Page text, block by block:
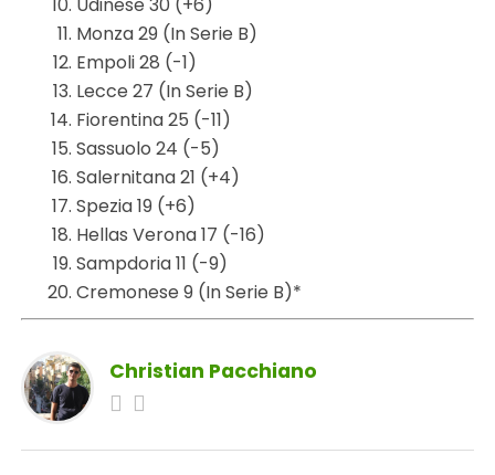
Monza 29 (In Serie B)
Empoli 28 (-1)
Lecce 27 (In Serie B)
Fiorentina 25 (-11)
Sassuolo 24 (-5)
Salernitana 21 (+4)
Spezia 19 (+6)
Hellas Verona 17 (-16)
Sampdoria 11 (-9)
Cremonese 9 (In Serie B)*
Christian Pacchiano